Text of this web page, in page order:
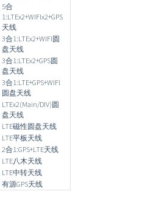
5合
1:LTEx2+WIFIx2+GPS
天线
3合1:LTEx2+WIFI圆
盘天线
3合1:LTEx2+GPS圆
盘天线
3合1:LTE+GPS+WIFI
圆盘天线
LTEx2(Main/DIV)圆
盘天线
LTE磁性圆盘天线
LTE平板天线
2合1:GPS+LTE天线
LTE八木天线
LTE中转天线
有源GPS天线